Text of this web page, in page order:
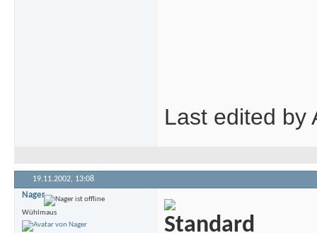
Last edited by
19.11.2002, 13:08
Nager
Wühlmaus